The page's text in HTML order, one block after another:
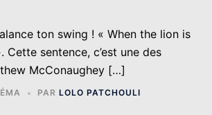
ton swing ! « When the lion is
Cette sentence, c’est une des
McConaughey […]
PAR LOLO PATCHOULI